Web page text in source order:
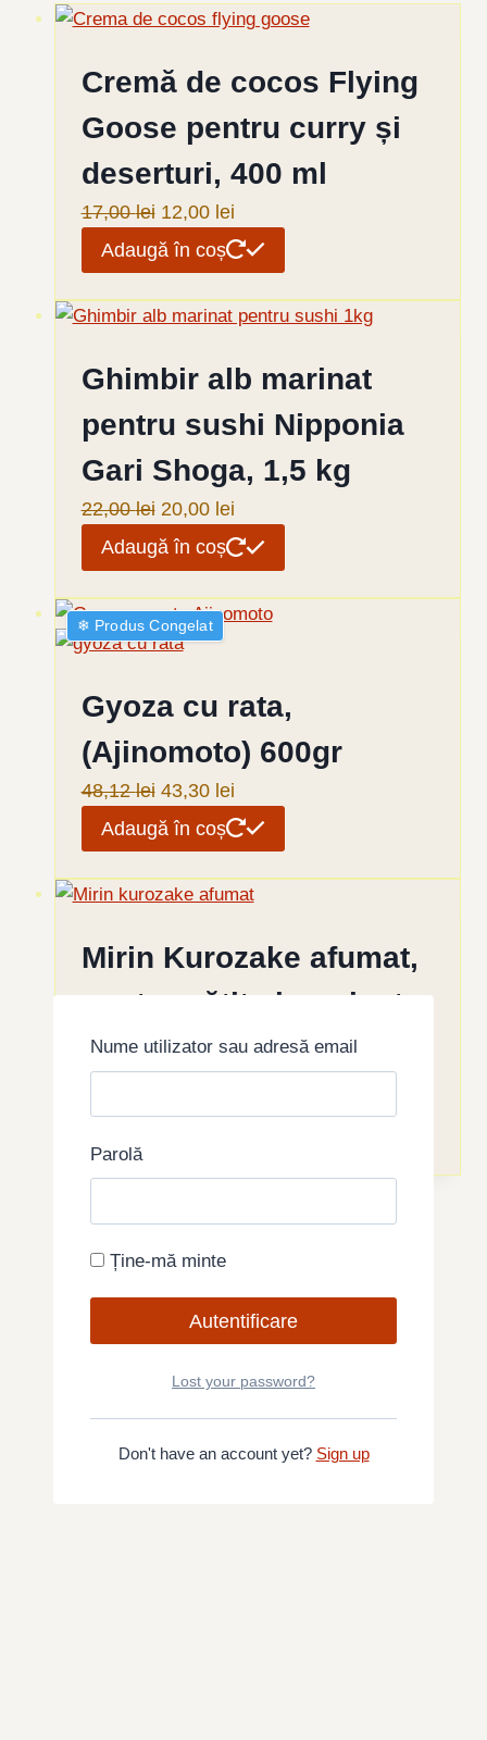
Cremă de cocos Flying
Goose pentru curry și
deserturi, 400 ml
17,00lei Prețul
inițial
a
fost:
12,00 leiPrețul
curent
este:
12,00 lei.
Adaugă în coș
Ghimbir alb marinat
pentru sushi Nipponia
Gari Shoga, 1,5 kg
22,00lei Prețul
inițial
a
fost:
22,00 lei.
20,00 leiPrețul
curent
este:
20,00 lei.
Adaugă în coș
❄︎ Produs Congelat
Gyoza cu rata,
(Ajinomoto) 600gr
48,12lei Prețul
inițial
a
fost:
43,30 leiPrețul
curent
este:
43,30 lei.
Adaugă în coș
Mirin Kurozake afumat,
pentru gătit și marinate
1.8lt
inițial
fost:
curent
110,00 lei.
Nume utilizator sau adresă email
Parolă
Ține-mă minte
Lost your password?
Don't have an account yet? Sign up